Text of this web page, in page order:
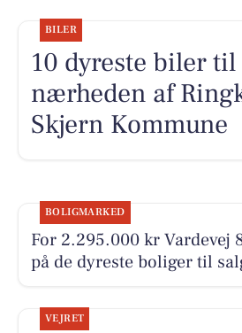
BILER
10 dyreste biler
nærheden af
Skjern Kommune
BOLIGMARKED
For 2.295.000 kr Vardevej
på de dyreste boliger til
VEJRET